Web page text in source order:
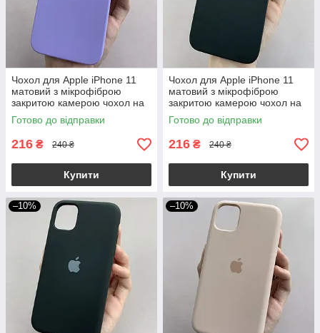
Чохол для Apple iPhone 11
матовий з мікрофіброю
закритою камерою чохол на
телефон айфон 11 бузковий
n8u
Готово до відправки
216 ₴ 240 ₴
Купити
Чохол для Apple iPhone 11
матовий з мікрофіброю
закритою камерою чохол на
телефон айфон 11 чорний
n8u
Готово до відправки
216 ₴ 240 ₴
Купити
–10% –10%